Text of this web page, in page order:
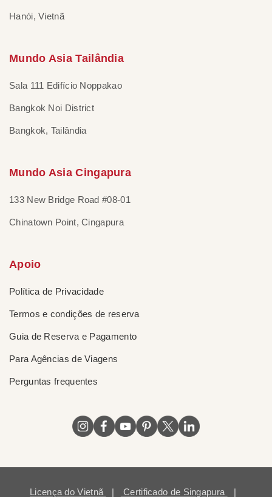
Hanói, Vietnã
Mundo Asia Tailândia
Sala 111 Edifício Noppakao
Bangkok Noi District
Bangkok, Tailândia
Mundo Asia Cingapura
133 New Bridge Road #08-01
Chinatown Point, Cingapura
Apoio
Política de Privacidade
Termos e condições de reserva
Guia de Reserva e Pagamento
Para Agências de Viagens
Perguntas frequentes
Licença do Vietnã | Certificado de Singapura |